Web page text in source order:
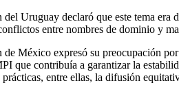
Uruguay declaró que este tema era
entre nombres de dominio y
México expresó su preocupación
que contribuía a garantizar la
entre ellas, la difusión